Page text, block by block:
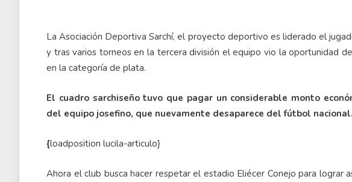
La Asociación Deportiva Sarchí, el proyecto deportivo es liderado el
y tras varios torneos en la tercera división el equipo vio la oportunidad
en la categoría de plata.
El cuadro sarchiseño tuvo que pagar un considerable monto
del equipo josefino, que nuevamente desaparece del fútbol nacional.
{loadposition lucila-articulo}
Ahora el club busca hacer respetar el estadio Eliécer Conejo para lograr